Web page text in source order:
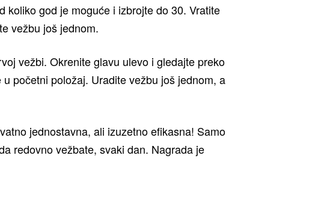
koliko god je moguće i izbrojte do 30. Vratite
vežbu još jednom.
vežbi. Okrenite glavu ulevo i gledajte preko
početni položaj. Uradite vežbu još jednom, a
jednostavna, ali izuzetno efikasna! Samo
redovno vežbate, svaki dan. Nagrada je